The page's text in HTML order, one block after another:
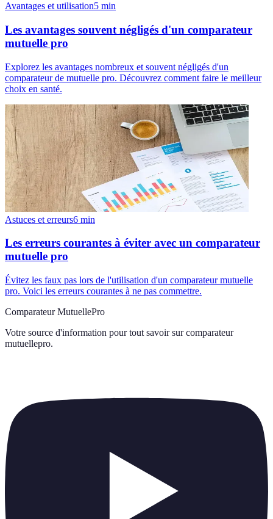
Avantages et utilisation5 min
Les avantages souvent négligés d'un comparateur
mutuelle pro
Explorez les avantages nombreux et souvent négligés d'un
comparateur de mutuelle pro. Découvrez comment faire le meilleur
choix en santé.
Astuces et erreurs6 min
Les erreurs courantes à éviter avec un comparateur
mutuelle pro
Évitez les faux pas lors de l'utilisation d'un comparateur mutuelle
pro. Voici les erreurs courantes à ne pas commettre.
Comparateur MutuellePro
Votre source d'information pour tout savoir sur comparateur
mutuellepro.